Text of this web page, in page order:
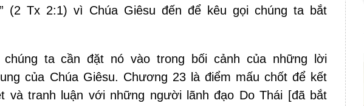
(2 Tx 2:1) vì Chúa Giêsu đến để kêu gọi chúng ta bắt
ta cần đặt nó vào trong bối cảnh của những lời
của Chúa Giêsu. Chương 23 là điểm mấu chốt để kết
và tranh luận với những người lãnh đạo Do Thái [đã bắt